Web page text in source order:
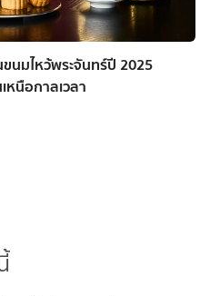
นมไหว้พระจันทร์ปี 2025
นือกาลเวลา